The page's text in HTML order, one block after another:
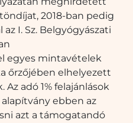
2018-ban pedig
I. Sz. Belgyógyászati
egyes mintavételek
őrzőjében elhelyezett
adó 1% felajánlások
ebben az
azt a támogatandó